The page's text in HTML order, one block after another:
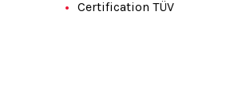
Certification TÜV